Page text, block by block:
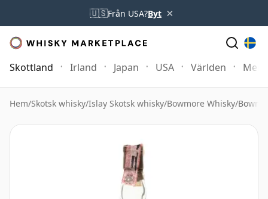
🇺🇸Från USA?Byt ×
Skottland Irland Japan USA Världen Mer
Hem/Skotsk whisky/Islay Skotsk whisky/Bowmore Whisky/